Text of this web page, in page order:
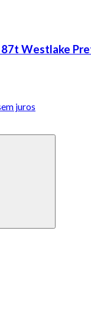
87t Westlake
juros